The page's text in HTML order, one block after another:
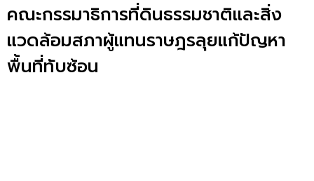
คณะกรรมาธิการที่ดินธรรมชาติและสิ่ง
แวดล้อมสภาผู้แทนราษฎรลุยแก้ปัญหา
พื้นที่ทับซ้อน